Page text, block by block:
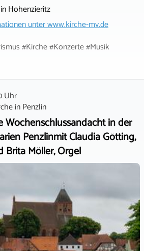
Hohenzieritz
unterwww.kirche-mv.de
#Kirche #Konzerte #Musik
Uhr
inPenzlin
Wochenschlussandacht in der
Penzlinmit Claudia Götting,
Brita Möller, Orgel